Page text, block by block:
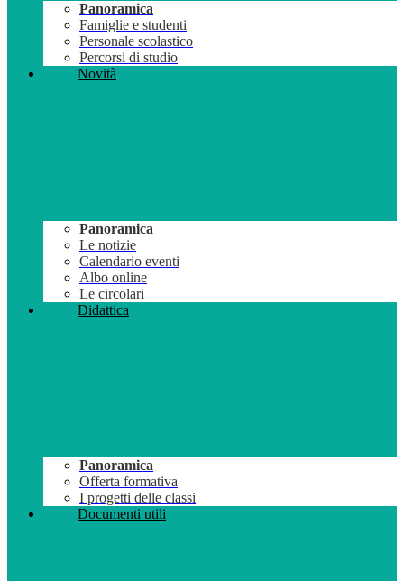
Panoramica
Famiglie e studenti
Personale scolastico
Percorsi di studio
Novità
Panoramica
Le notizie
Calendario eventi
Albo online
Le circolari
Didattica
Panoramica
Offerta formativa
I progetti delle classi
Documenti utili